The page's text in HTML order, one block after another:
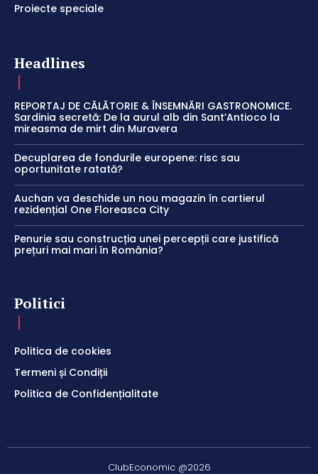
Proiecte speciale
Headlines
REPORTAJ DE CĂLĂTORIE & ÎNSEMNĂRI GASTRONOMICE.
Sardinia secretă: De la aurul alb din Sant’Antioco la
mireasma de mirt din Muravera
Decuplarea de fondurile europene: risc sau
oportunitate ratată?
Auchan va deschide un nou magazin în cartierul
rezidențial One Floreasca City
Penurie sau construcția unei percepții care justifică
prețuri mai mari în România?
Politici
Politica de cookies
Termeni și Condiții
Politica de Confidențialitate
ClubEconomic @2026